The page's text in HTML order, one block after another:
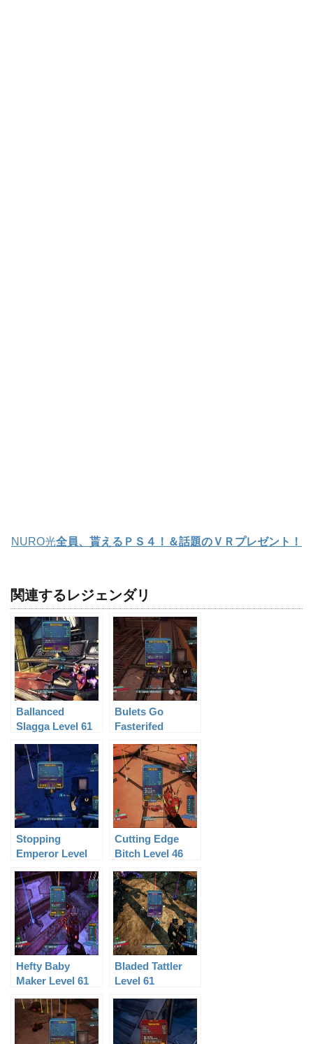
NURO光全員、貰えるＰＳ４！＆話題のＶＲプレゼント！
関連するレジェンダリ
Ballanced
Slagga Level 61
Bulets Go
Fasterifed
Stopping
Emperor Level
Cutting Edge
Bitch Level 46
Hefty Baby
Maker Level 61
Bladed Tattler
Level 61